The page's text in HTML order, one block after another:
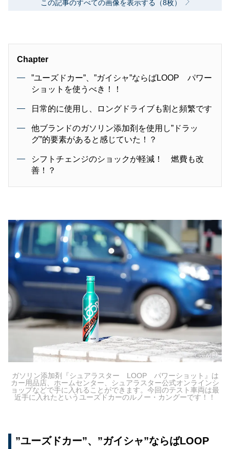
この記事のすべての画像を表示する（8枚）
Chapter
”ユーズドカー”、”ガイシャ”ならばLOOP パワー
ショットを使うべき！！
日常的に使用し、ロングドライブも割と頻繁です
他ブランドのガソリン添加剤を使用し”ドラッ
グ”的要素があると感じていた！？
シフトチェンジのショックが軽減！ 燃費も改
善！？
ガソリン添加剤『シュアラスター LOOP パワーショット』は
カー用品店、ホームセンター、シュアラスター公式オンラインシ
ョップなどで手に入れることができます。今回のテスト車両は最
近手に入れたというユーズドカーのルノー・カングーです！！
”ユーズドカー”、”ガイシャ”ならばLOOP